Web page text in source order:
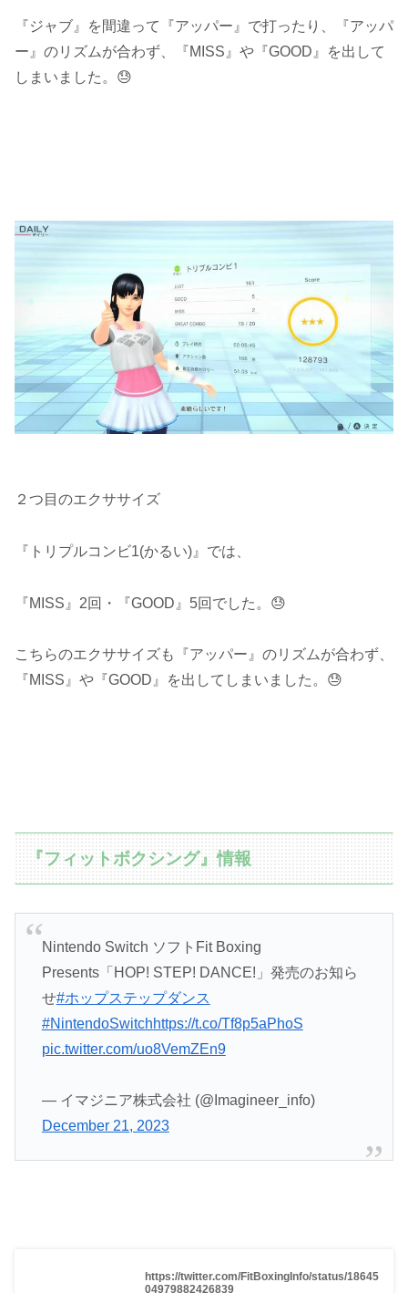
『ジャブ』を間違って『アッパー』で打ったり、『アッパ
ー』のリズムが合わず、『MISS』や『GOOD』を出して
しまいました。😓
２つ目のエクササイズ
『トリプルコンビ1(かるい)』では、
『MISS』2回・『GOOD』5回でした。😓
こちらのエクササイズも『アッパー』のリズムが合わず、
『MISS』や『GOOD』を出してしまいました。😓
『フィットボクシング』情報
Nintendo Switch ソフトFit Boxing
Presents「HOP! STEP! DANCE!」発売のお知ら
せ#ホップステップダンス
#NintendoSwitchhttps://t.co/Tf8p5aPhoS
pic.twitter.com/uo8VemZEn9
— イマジニア株式会社 (@Imagineer_info)
December 21, 2023
https://twitter.com/FitBoxingInfo/status/18645
04979882426839